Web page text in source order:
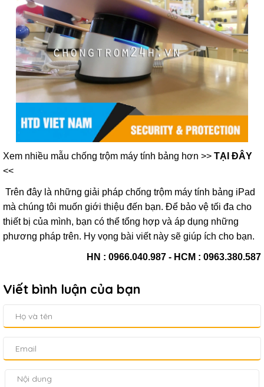
Xem nhiều mẫu chống trộm máy tính bảng hơn >> TẠI ĐÂY
<<
Trên đây là những giải pháp chống trộm máy tính bảng iPad
mà chúng tôi muốn giới thiệu đến bạn. Để bảo vệ tối đa cho
thiết bị của mình, bạn có thể tổng hợp và áp dụng những
phương pháp trên. Hy vọng bài viết này sẽ giúp ích cho bạn.
HN : 0966.040.987 - HCM : 0963.380.587
Viết bình luận của bạn